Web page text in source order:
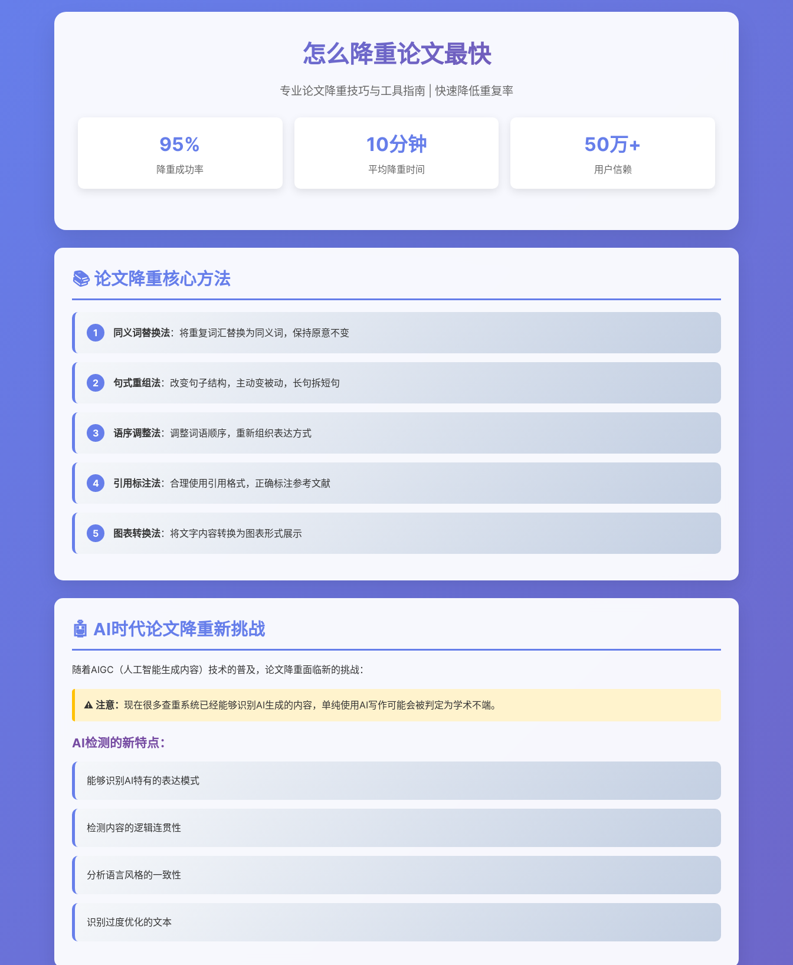
怎么降重论文最快
专业论文降重技巧与工具指南 | 快速降低重复率
95%
降重成功率
10分钟
平均降重时间
50万+
用户信赖
📚 论文降重核心方法
1 同义词替换法：将重复词汇替换为同义词，保持原意不变
2 句式重组法：改变句子结构，主动变被动，长句拆短句
3 语序调整法：调整词语顺序，重新组织表达方式
4 引用标注法：合理使用引用格式，正确标注参考文献
5 图表转换法：将文字内容转换为图表形式展示
🤖 AI时代论文降重新挑战
随着AIGC（人工智能生成内容）技术的普及，论文降重面临新的挑战：
⚠️ 注意： 现在很多查重系统已经能够识别AI生成的内容，单纯使用AI写作可能会被判定为学术不端。
AI检测的新特点：
能够识别AI特有的表达模式
检测内容的逻辑连贯性
分析语言风格的一致性
识别过度优化的文本